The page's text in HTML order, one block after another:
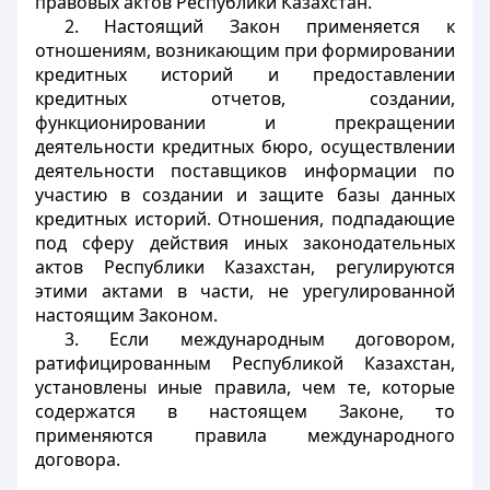
2. Настоящий Закон применяется к
отношениям, возникающим при формировании
кредитных историй и предоставлении
кредитных отчетов, создании,
функционировании и прекращении
деятельности кредитных бюро, осуществлении
деятельности поставщиков информации по
участию в создании и защите базы данных
кредитных историй. Отношения, подпадающие
под сферу действия иных законодательных
актов Республики Казахстан, регулируются
этими актами в части, не урегулированной
настоящим Законом.
3. Если международным договором,
ратифицированным Республикой Казахстан,
установлены иные правила, чем те, которые
содержатся в настоящем Законе, то
применяются правила международного
договора.